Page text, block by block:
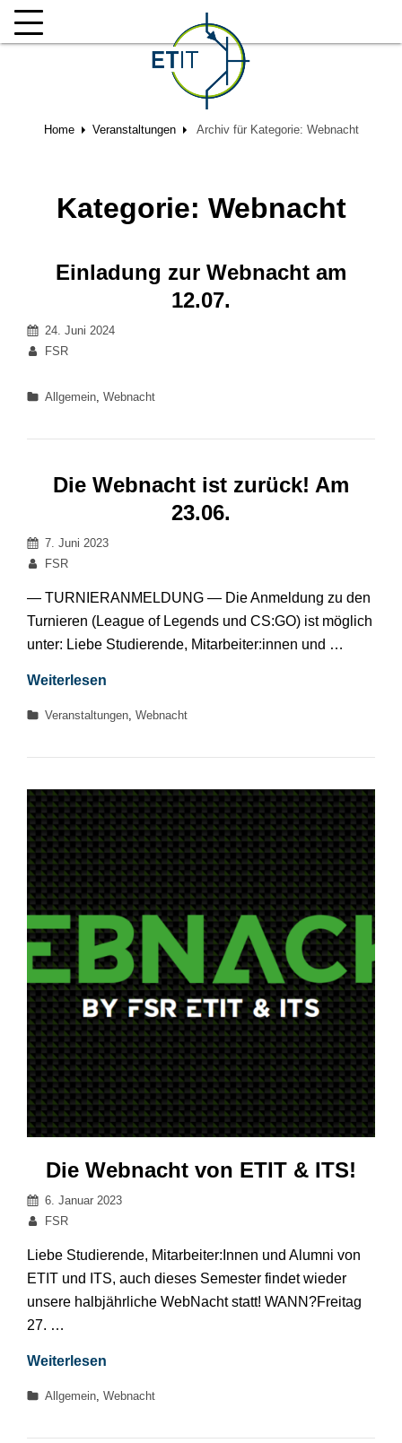
Home Veranstaltungen Archiv für Kategorie: Webnacht
Kategorie: Webnacht
Einladung zur Webnacht am
12.07.
Veröffentlicht
am
24. Juni 2024
Von
FSR
Kategorien
Allgemein, Webnacht
Die Webnacht ist zurück! Am
23.06.
Veröffentlicht
am
7. Juni 2023
Von
FSR
— TURNIERANMELDUNG — Die Anmeldung zu den
Turnieren (League of Legends und CS:GO) ist möglich
unter: Liebe Studierende, Mitarbeiter:innen und …
Weiterlesen
ist
23.06.
Kategorien
Veranstaltungen, Webnacht
Die Webnacht von ETIT & ITS!
Veröffentlicht
am
6. Januar 2023
Von
FSR
Liebe Studierende, Mitarbeiter:Innen und Alumni von
ETIT und ITS, auch dieses Semester findet wieder
unsere halbjährliche WebNacht statt! WANN?Freitag
27. …
Weiterlesen
Kategorien
Allgemein, Webnacht